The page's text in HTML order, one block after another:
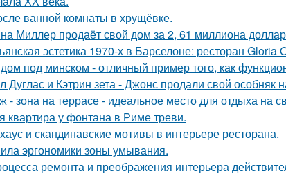
ванной комнаты в хрущёвке.
Миллер продаёт свой дом за 2, 61 миллиона
эстетика 1970-х в Барселоне: ресторан Gloria
под минском - отличный пример того, как
Дуглас и Кэтрин зета - Джонс продали свой особняк
- зона на террасе - идеальное место для отдыха на
квартира у фонтана в Риме треви.
и скандинавские мотивы в интерьере ресторана.
эргономики зоны умывания.
ремонта и преображения интерьера